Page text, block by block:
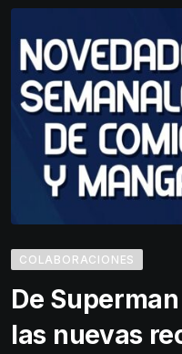
COLABORACIONES
De
las nuevas